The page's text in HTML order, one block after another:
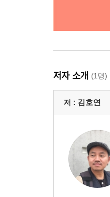
저자 소개 (1명)
저 : 김호연